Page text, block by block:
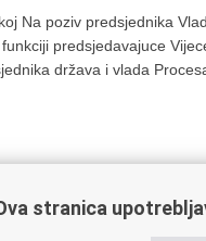
Na poziv predsjednika
predsjedavajuce
država i vlada
59 60 61 62
stranica